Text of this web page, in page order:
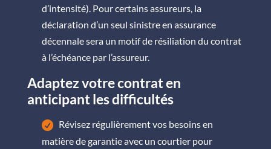
d’intensité). Pour certains assureurs, la
déclaration d’un seul sinistre en assurance
décennale sera un motif de résiliation du contrat
à l’échéance par l’assureur.
Adaptez votre contrat en
anticipant les difficultés
Révisez régulièrement vos besoins en
matière de garantie avec un courtier pour